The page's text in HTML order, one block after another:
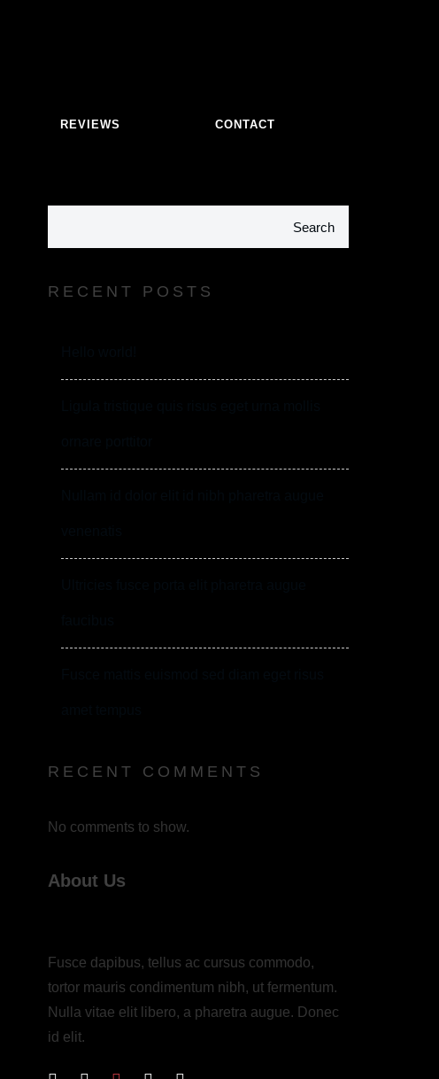
REVIEWS CONTACT
Search
RECENT POSTS
RECENT COMMENTS
No comments to show.
About Us
Fusce dapibus, tellus ac cursus commodo,
tortor mauris condimentum nibh, ut fermentum.
Nulla vitae elit libero, a pharetra augue. Donec
id elit.